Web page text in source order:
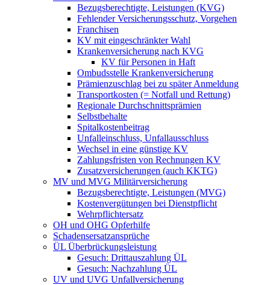
Bezugsberechtigte, Leistungen (KVG)
Fehlender Versicherungsschutz, Vorgehen
Franchisen
KV mit eingeschränkter Wahl
Krankenversicherung nach KVG
KV für Personen in Haft
Ombudsstelle Krankenversicherung
Prämienzuschlag bei zu später Anmeldung
Transportkosten (= Notfall und Rettung)
Regionale Durchschnittsprämien
Selbstbehalte
Spitalkostenbeitrag
Unfalleinschluss, Unfallausschluss
Wechsel in eine günstige KV
Zahlungsfristen von Rechnungen KV
Zusatzversicherungen (auch KKTG)
MV und MVG Militärversicherung
Bezugsberechtigte, Leistungen (MVG)
Kostenvergütungen bei Dienstpflicht
Wehrpflichtersatz
OH und OHG Opferhilfe
Schadensersatzansprüche
ÜL Überbrückungsleistung
Gesuch: Drittauszahlung ÜL
Gesuch: Nachzahlung ÜL
UV und UVG Unfallversicherung